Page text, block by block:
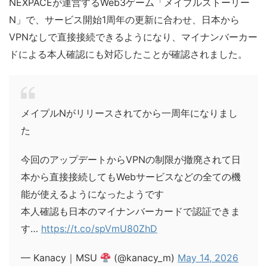
N」で、サービス開始1周年の更新に合わせ、日本から
VPNなしで直接接続できるようになり、マイナンバーカー
ドによる本人確認にも対応したことが確認されました。
メイプルNがリリースされてから一周年になりまし
た
今回のアップデートからVPNの制限が撤廃されて日
本から直接接続してもWebサービスなどの全ての機
能が使えるようになったようです
本人確認も日本のマイナンバーカードで認証できま
す… https://t.co/spVmU80ZhD
— Kanacy｜MSU (@kanacy_m) May 14, 2026